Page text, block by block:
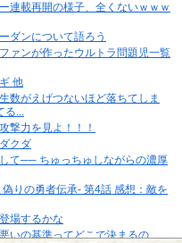
連載再開の様子、全くないｗｗｗ
ダンについて語ろう
ァンが作ったウルトラ問題児一覧
他
数がえげつないほど落ちてしま
る...
撃力を見よ！！！
クダ
て── ちゅっちゅしながらの濃厚
りの勇者伝承- 第4話 感想：敵を
場するかな
いの基準ってどこで決まるの